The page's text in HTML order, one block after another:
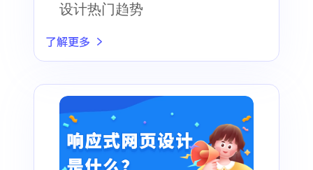
设计热门趋势
了解更多